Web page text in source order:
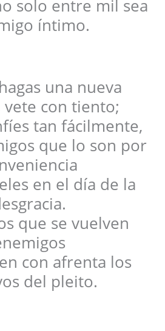
solo entre mil sea
íntimo.
una nueva
vete con tiento;
tan fácilmente,
que lo son por
en el día de la
que se vuelven
con afrenta los
del pleito.